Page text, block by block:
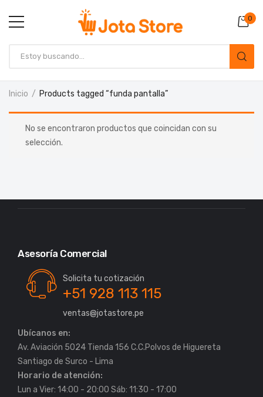
0
Inicio Products tagged “funda pantalla”
No se encontraron productos que coincidan con su
selección.
Asesoría Comercial
Solicita tu cotización
+51 928 113 115
ventas@jotastore.pe
Ubícanos en:
Av. Aviación 5024 Tienda 156 C.C.Polvos de Higuereta
Horario de atención:
Lun a Vier: 14:00 - 20:00 Sáb: 11:30 - 17:00